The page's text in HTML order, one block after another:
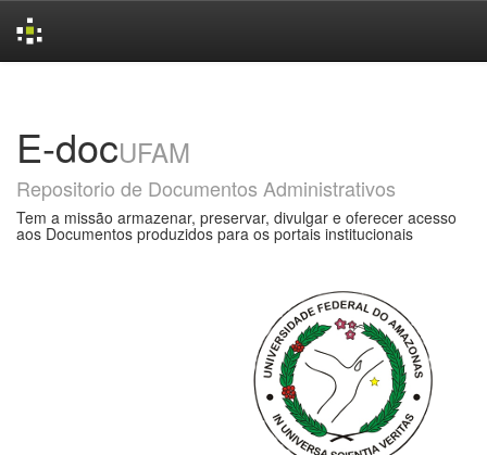
E-docUFAM
Repositorio de Documentos Administrativos
Tem a missão armazenar, preservar, divulgar e oferecer acesso
aos Documentos produzidos para os portais institucionais